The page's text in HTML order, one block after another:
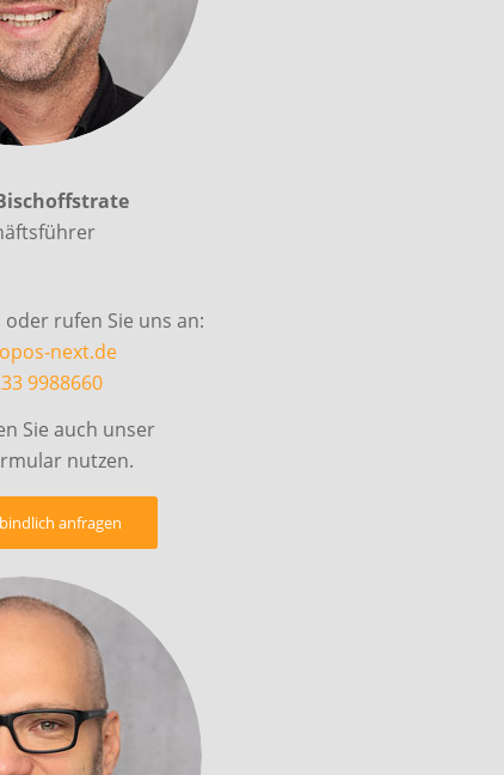
oder rufen Sie uns an:
next.de
9988660
Sie auch unser
nutzen.
anfragen